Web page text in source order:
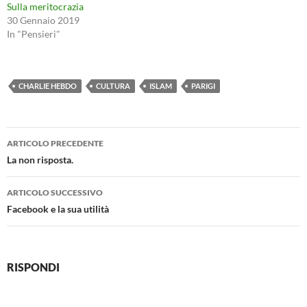
Sulla meritocrazia
30 Gennaio 2019
In "Pensieri"
CHARLIE HEBDO CULTURA ISLAM PARIGI
Navigazione
articolo
ARTICOLO PRECEDENTE
La non risposta.
ARTICOLO SUCCESSIVO
Facebook e la sua utilità
RISPONDI